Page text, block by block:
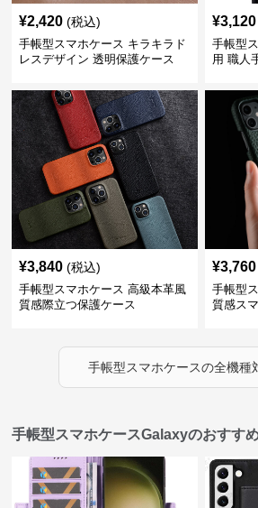
¥2,420 (税込)
手帳型スマホケース キラキラド
レスデザイン 透明保護ケース
¥3,120
手帳型
用 職人
¥3,840 (税込)
手帳型スマホケース 高級本革風
質感際立つ保護ケース
¥3,760
手帳型
質感ス
手帳型スマホケースの全機種
手帳型スマホケースGalaxyのおすす